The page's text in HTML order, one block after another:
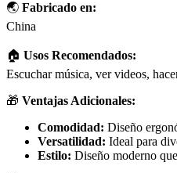
🌏 Fabricado en:
China
🏠 Usos Recomendados:
Escuchar música, ver videos,
🎁 Ventajas Adicionales:
Comodidad: Diseño
Versatilidad: Ideal para
Estilo: Diseño moderno